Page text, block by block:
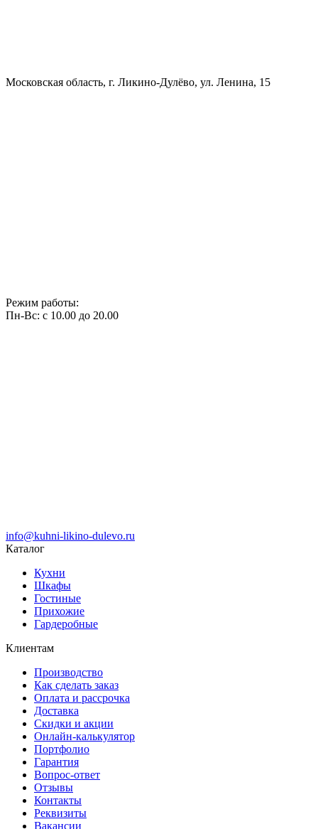
Московская область, г. Ликино-Дулёво, ул. Ленина, 15
Режим работы:
Пн-Вс: с 10.00 до 20.00
info@kuhni-likino-dulevo.ru
Каталог
Кухни
Шкафы
Гостиные
Прихожие
Гардеробные
Клиентам
Производство
Как сделать заказ
Оплата и рассрочка
Доставка
Скидки и акции
Онлайн-калькулятор
Портфолио
Гарантия
Вопрос-ответ
Отзывы
Контакты
Реквизиты
Вакансии